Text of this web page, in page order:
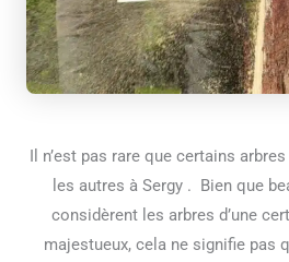
Il n’est pas rare que certains
les autres à Sergy . Bien que
considèrent les arbres d’une
majestueux, cela ne signifie pas